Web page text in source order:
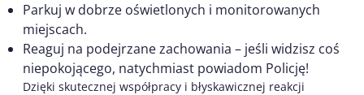
Parkuj w dobrze oświetlonych i monitorowanych
miejscach.
Reaguj na podejrzane zachowania – jeśli widzisz coś
niepokojącego, natychmiast powiadom Policję!
Dzięki skutecznej współpracy i błyskawicznej reakcji